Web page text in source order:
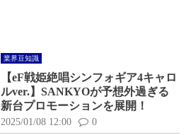
業界豆知識
【eF戦姫絶唱シンフォギア4キャロ
ルver.】SANKYOが予想外過ぎる
新台プロモーションを展開！
2025/01/08 12:00 0